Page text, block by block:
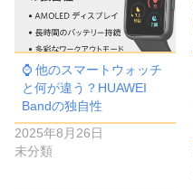
⌚️ 他のスマートウォッチ
と何が違う？HUAWEI
Bandの独自性
2025年8月26日
未分類